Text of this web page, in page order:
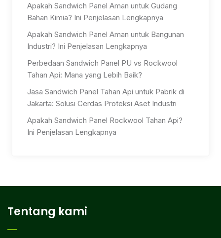
Apakah Sandwich Panel Aman untuk Gudang
Bahan Kimia? Ini Penjelasan Lengkapnya
Apakah Sandwich Panel Aman untuk Bangunan
Industri? Ini Penjelasan Lengkapnya
Perbedaan Sandwich Panel PU vs Rockwool
Tahan Api: Mana yang Lebih Baik?
Jasa Sandwich Panel Tahan Api untuk Pabrik di
Jakarta: Solusi Cerdas Proteksi Aset Industri
Apakah Sandwich Panel Rockwool Tahan Api?
Ini Penjelasan Lengkapnya
Tentang kami